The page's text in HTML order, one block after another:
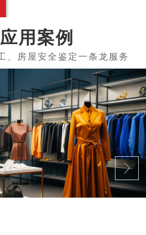
应用案例